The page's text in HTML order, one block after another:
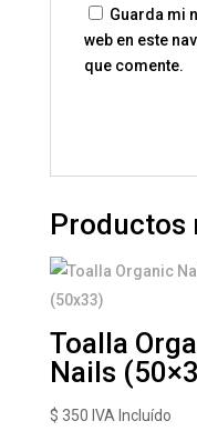
Guarda mi
web en este
que comente.
Productos
Toalla
Nails
$ 350 IVA Incluído